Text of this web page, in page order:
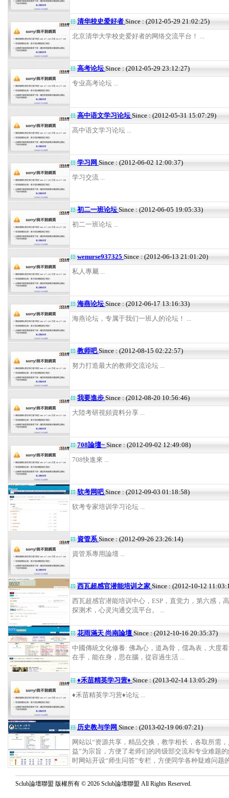
清华校史爱好者 Since : (2012-05-29 21:02:25)
北京清华大学校史爱好者的网络交流平台！ ...
高考论坛Since : (2012-05-29 23:12:27)
专业高考论坛 ...
高中语文学习论坛Since : (2012-05-31 15:07:29)
高中语文学习论坛 ...
学习网 Since : (2012-06-02 12:00:37)
学习交流 ...
初二一班论坛Since : (2012-06-05 19:05:33)
初二一班论坛 ...
wenurse937325 Since : (2012-06-13 21:01:20)
私人專屬 ...
海燕论坛Since : (2012-06-17 13:16:33)
海燕论坛，专属于我们一班人的论坛！ ...
教师吧Since : (2012-08-15 02:22:57)
努力打造最大的教师交流论坛 ...
我要進步Since : (2012-08-20 10:56:46)
大陸考研視頻資料分享 ...
708論壇~ Since : (2012-09-02 12:49:08)
708快進來 ...
软考网吧Since : (2012-09-03 01:18:58)
软考专家培训学习论坛 ...
資管系Since : (2012-09-26 23:26:14)
資管系專用論壇 ...
西瓦超感官潜能培训之家Since : (2012-10-12
西瓦超感官潜能培训中心，ESP，直觉力，第六感，
探测术，心灵沟通交流平台。 ...
花雨滿天 尚南論壇 Since : (2012-10-16 20:35:37)
中國傳統文化修養: 佛為心，道為骨，儒為表，大度
在手，能在身，思在腦，從容過生活 ...
♦禾苗精英学习营♦ Since : (2013-02-14 13:05:29)
♦禾苗精英学习营♦论坛 ...
历史教与学网 Since : (2013-02-19 06:07:21)
网站以“资源共享，精品交换，教学相长，各取所需
益”为宗旨，方便了老师们的跨级部交流和专业难题
时网站开设“师生问答”专栏，方便同学各种疑难问题
Sclub論壇聯盟 版權所有 © 2026 Sclub論壇聯盟 All Rights Reserved.